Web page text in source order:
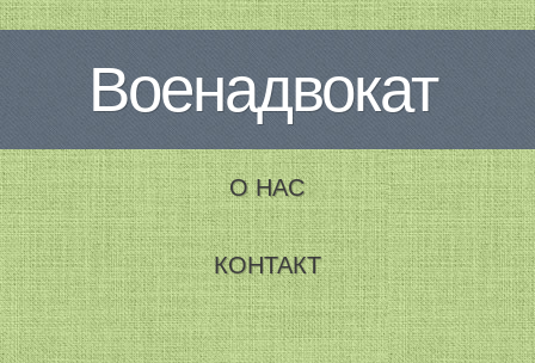
Военадвокат
О НАС
КОНТАКТ